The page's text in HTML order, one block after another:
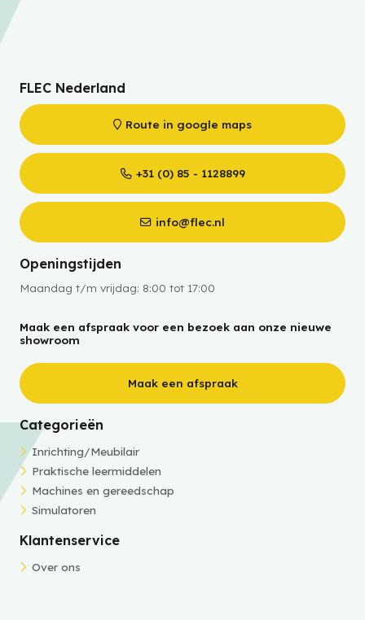
FLEC Nederland
Route in google maps
+31 (0) 85 - 1128899
info@flec.nl
Openingstijden
Maandag t/m vrijdag: 8:00 tot 17:00
Maak een afspraak voor een bezoek aan onze nieuwe
showroom
Maak een afspraak
Categorieën
Inrichting/Meubilair
Praktische leermiddelen
Machines en gereedschap
Simulatoren
Klantenservice
Over ons